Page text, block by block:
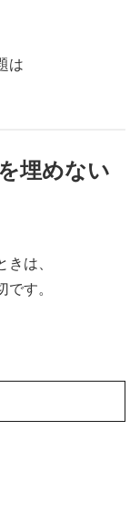
は
埋めない
は、
す。